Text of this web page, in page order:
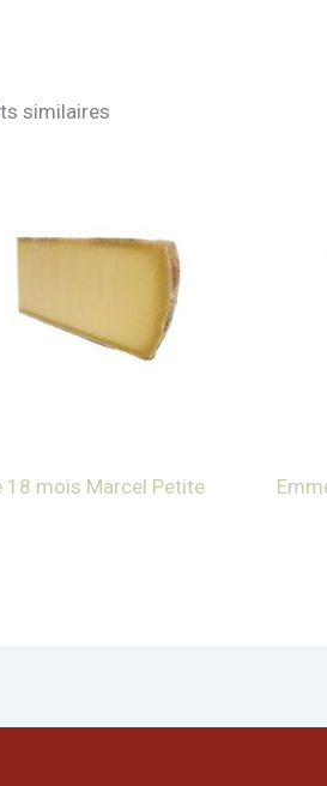
similaires
18 mois Marcel Petite